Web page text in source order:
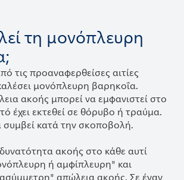
τη μονόπλευρη
τις προαναφερθείσες αιτίες
μονόπλευρη βαρηκοΐα.
ακοής μπορεί να εμφανιστεί στο
έχει εκτεθεί σε θόρυβο ή τραύμα.
κατά την σκοποβολή.
ακοής στο κάθε αυτί
ή αμφίπλευρη" και